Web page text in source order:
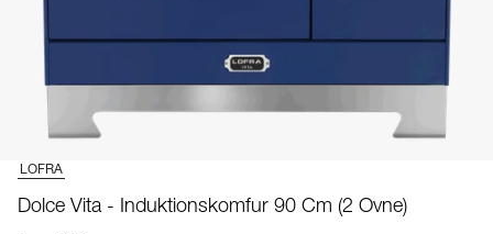
LOFRA
Dolce Vita - Induktionskomfur 90 Cm (2 Ovne)